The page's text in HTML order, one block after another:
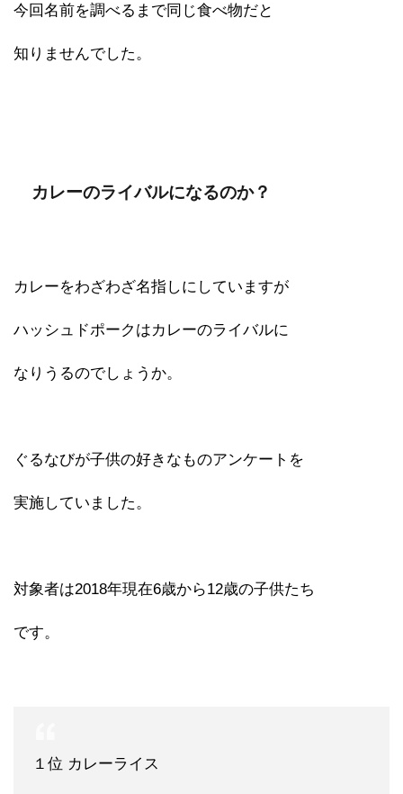
今回名前を調べるまで同じ食べ物だと
知りませんでした。
カレーのライバルになるのか？
カレーをわざわざ名指しにしていますが
ハッシュドポークはカレーのライバルに
なりうるのでしょうか。
ぐるなびが子供の好きなものアンケートを
実施していました。
対象者は2018年現在6歳から12歳の子供たち
です。
１位 カレーライス